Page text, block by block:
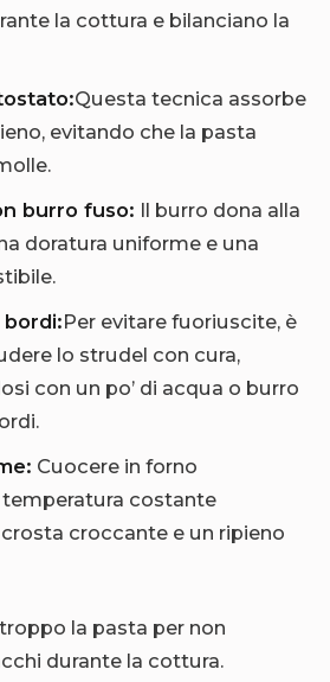
la cottura e bilanciano la
Questa tecnica assorbe
evitando che la pasta
burro fuso: Il burro dona alla
doratura uniforme e una
bordi:Per evitare fuoriuscite, è
lo strudel con cura,
con un po’ di acqua o burro
Cuocere in forno
costante
croccante e un ripieno
la pasta per non
durante la cottura.